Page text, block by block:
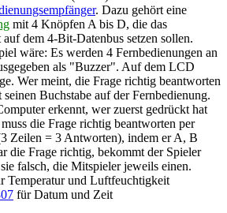
. Dazu gehört eine
mit 4 Knöpfen A bis D, die das
auf dem 4-Bit-Datenbus setzen sollen.
wäre: Es werden 4 Fernbedienungen an
als "Buzzer". Auf dem LCD
Wer meint, die Frage richtig beantworten
Buchstabe auf der Fernbedienung.
erkennt, wer zuerst gedrückt hat
die Frage richtig beantworten per
Zeilen = 3 Antworten), indem er A, B
die Frage richtig, bekommt der Spieler
falsch, die Mitspieler jeweils einen.
Temperatur und Luftfeuchtigkeit
für Datum und Zeit